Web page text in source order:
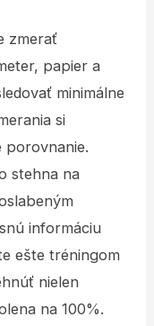
zmerať
papier a
minimálne
si
porovnanie.
stehna na
informáciu
ešte tréningom
nielen
na 100%.